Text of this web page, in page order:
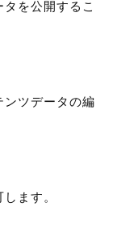
を公開するこ
ンツデータの編
ます。